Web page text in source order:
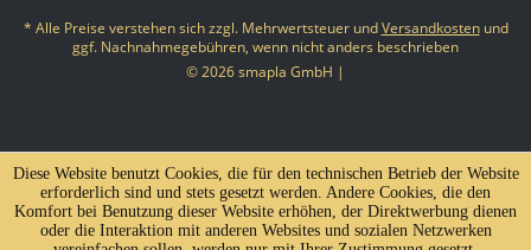
* Alle Preise verstehen sich zzgl. Mehrwertsteuer undVersandkostenund
ggf. Nachnahmegebühren, wenn nicht anders beschrieben
© 2026 smapla GmbH |
Diese Website benutzt Cookies, die für den technischen Betrieb der Website
erforderlich sind und stets gesetzt werden. Andere Cookies, die den
Komfort bei Benutzung dieser Website erhöhen, der Direktwerbung dienen
oder die Interaktion mit anderen Websites und sozialen Netzwerken